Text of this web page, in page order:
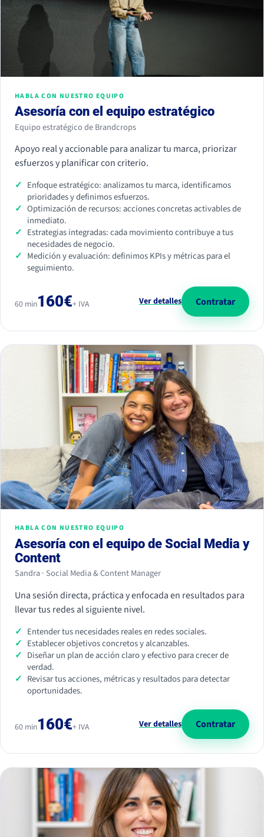
HABLA CON NUESTRO EQUIPO
Asesoría con el equipo estratégico
Equipo estratégico de Brandcrops
Apoyo real y accionable para analizar tu marca, priorizar
esfuerzos y planificar con criterio.
Enfoque estratégico: analizamos tu marca, identificamos
prioridades y definimos esfuerzos.
Optimización de recursos: acciones concretas activables de
inmediato.
Estrategias integradas: cada movimiento contribuye a tus
necesidades de negocio.
Medición y evaluación: definimos KPIs y métricas para el
seguimiento.
60 min160€+ IVA Ver detalles Contratar
HABLA CON NUESTRO EQUIPO
Asesoría con el equipo de Social Media y
Content
Sandra · Social Media & Content Manager
Una sesión directa, práctica y enfocada en resultados para
llevar tus redes al siguiente nivel.
Entender tus necesidades reales en redes sociales.
Establecer objetivos concretos y alcanzables.
Diseñar un plan de acción claro y efectivo para crecer de
verdad.
Revisar tus acciones, métricas y resultados para detectar
oportunidades.
60 min160€+ IVA Ver detalles Contratar